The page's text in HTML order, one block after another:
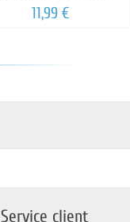
11,99 €
Service client